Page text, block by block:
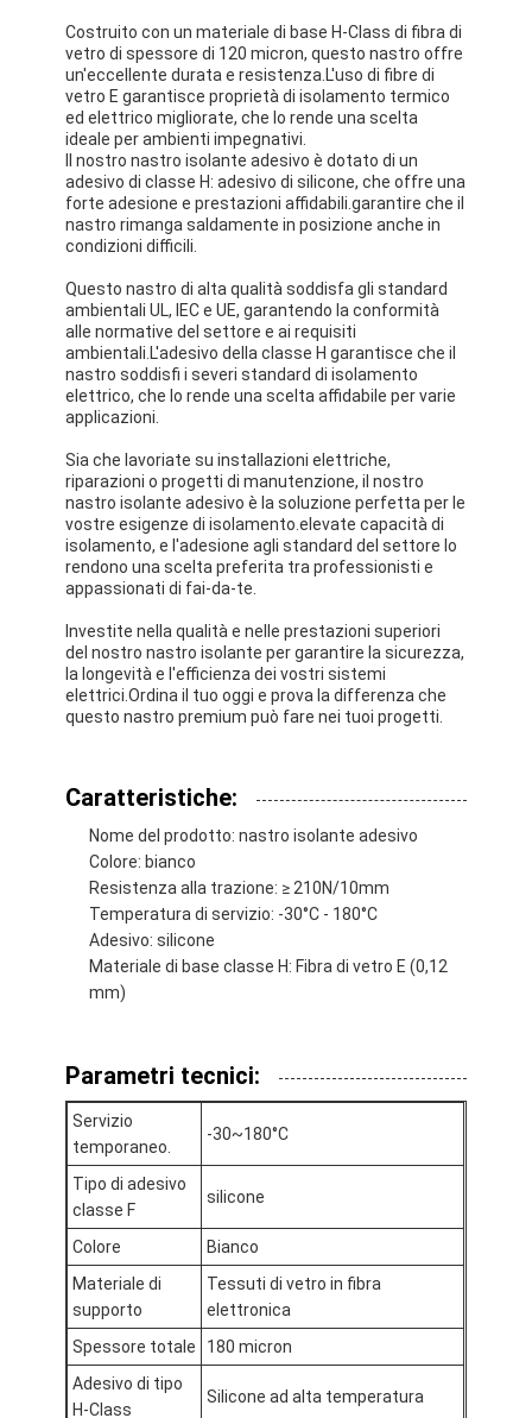
Casa
Prodotti
Giro della fabbrica
Controllo di qualità
Contattici
Nastro dell'isolamento del panno di vetro
Nastro termoresistente dell'isolamento
Nastro adesivo del panno di vetro
Nastro adesivo del film del Polyimide
Nastro adesivo del di alluminio
Nastro del panno di vetro del di alluminio
La stagnola ha affrontato la carta kraft
Costruito con un materiale di base H-Class di fibra di
vetro di spessore di 120 micron, questo nastro offre
un'eccellente durata e resistenza.L'uso di fibre di
vetro E garantisce proprietà di isolamento termico
ed elettrico migliorate, che lo rende una scelta
ideale per ambienti impegnativi.
Il nostro nastro isolante adesivo è dotato di un
adesivo di classe H: adesivo di silicone, che offre una
forte adesione e prestazioni affidabili.garantire che il
nastro rimanga saldamente in posizione anche in
condizioni difficili.
Questo nastro di alta qualità soddisfa gli standard
ambientali UL, IEC e UE, garantendo la conformità
alle normative del settore e ai requisiti
ambientali.L'adesivo della classe H garantisce che il
nastro soddisfi i severi standard di isolamento
elettrico, che lo rende una scelta affidabile per varie
applicazioni.
Sia che lavoriate su installazioni elettriche,
riparazioni o progetti di manutenzione, il nostro
nastro isolante adesivo è la soluzione perfetta per le
vostre esigenze di isolamento.elevate capacità di
isolamento, e l'adesione agli standard del settore lo
rendono una scelta preferita tra professionisti e
appassionati di fai-da-te.
Investite nella qualità e nelle prestazioni superiori
del nostro nastro isolante per garantire la sicurezza,
la longevità e l'efficienza dei vostri sistemi
elettrici.Ordina il tuo oggi e prova la differenza che
questo nastro premium può fare nei tuoi progetti.
Caratteristiche:
Nome del prodotto: nastro isolante adesivo
Colore: bianco
Resistenza alla trazione: ≥ 210N/10mm
Temperatura di servizio: -30°C - 180°C
Adesivo: silicone
Materiale di base classe H: Fibra di vetro E (0,12
mm)
Parametri tecnici:
Servizio
temporaneo.
-30~180°C
Tipo di adesivo
classe F
silicone
Colore
Bianco
Materiale di
supporto
Tessuti di vetro in fibra
elettronica
Spessore totale
180 micron
Adesivo di tipo
H-Class
Silicone ad alta temperatura